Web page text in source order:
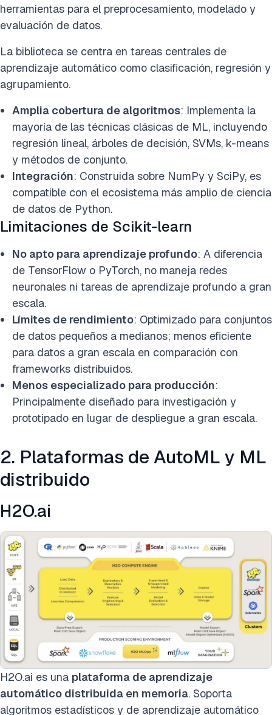
herramientas para el preprocesamiento, modelado y
evaluación de datos.
La biblioteca se centra en tareas centrales de
aprendizaje automático como clasificación, regresión y
agrupamiento.
Amplia cobertura de algoritmos: Implementa la
mayoría de las técnicas clásicas de ML, incluyendo
regresión lineal, árboles de decisión, SVMs, k-means
y métodos de conjunto.
Integración: Construida sobre NumPy y SciPy, es
compatible con el ecosistema más amplio de ciencia
de datos de Python.
Limitaciones de Scikit-learn
No apto para aprendizaje profundo: A diferencia
de TensorFlow o PyTorch, no maneja redes
neuronales ni tareas de aprendizaje profundo a gran
escala.
Límites de rendimiento: Optimizado para conjuntos
de datos pequeños a medianos; menos eficiente
para datos a gran escala en comparación con
frameworks distribuidos.
Menos especializado para producción:
Principalmente diseñado para investigación y
prototipado en lugar de despliegue a gran escala.
2. Plataformas de AutoML y ML
distribuido
H2O.ai
H2O.ai es una plataforma de aprendizaje
automático distribuida en memoria. Soporta
algoritmos estadísticos y de aprendizaje automático